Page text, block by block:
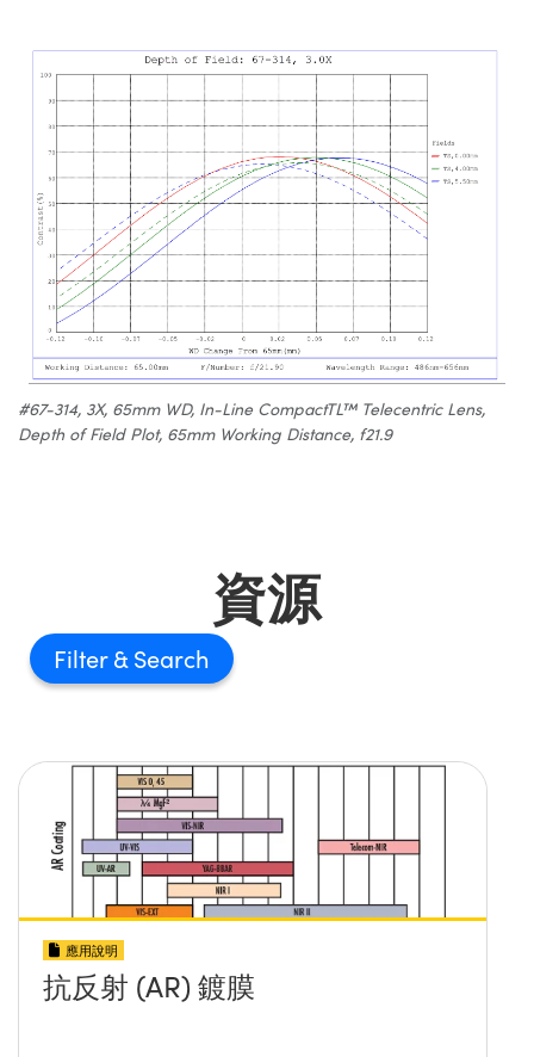
#67-314, 3X, 65mm WD, In-Line CompactTL™ Telecentric Lens,
Depth of Field Plot, 65mm Working Distance, f21.9
資源
Filter
應用說明
抗反射 (AR) 鍍膜